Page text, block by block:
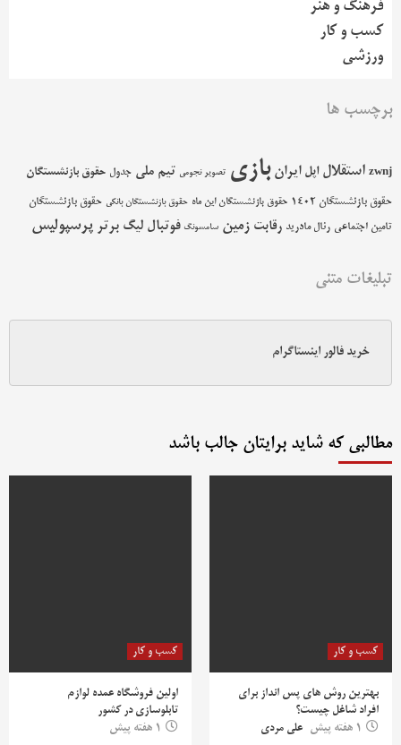
فرهنگ و هنر
کسب و کار
ورزشی
برچسب ها
zwnj استقلال اپل ایران بازی تصویر نجومی تیم ملی جدول حقوق بازنشستگان
حقوق بازنشستگان 1402 حقوق بازنشستگان این ماه حقوق بازنشستگان بانکی حقوق بازنشستگان
تامین اجتماعی رئال مادرید رقابت زمین سامسونگ فوتبال لیگ برتر پرسپولیس
تبلیغات متنی
خرید فالور اینستاگرام
مطالبی که شاید برایتان جالب باشد
کسب و کار
بهترین روش‌ های پس‌ انداز برای
افراد شاغل چیست؟
1 هفته پیش
علی مردی
کسب و کار
اولین فروشگاه عمده لوازم
تابلوسازی در کشور
1 هفته پیش